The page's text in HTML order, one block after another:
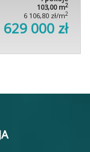
103,00 m2
6 106,80 zł/m2
629 000 zł